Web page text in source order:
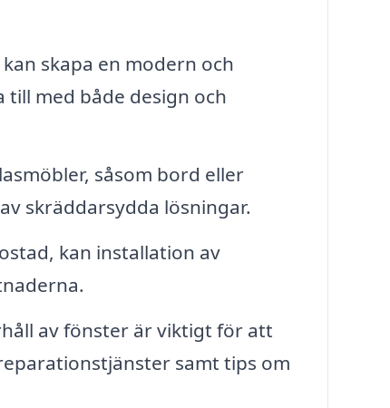
skapa en modern och
till med både design och
såsom bord eller
skräddarsydda lösningar.
kan installation av
av fönster är viktigt för att
samt tips om